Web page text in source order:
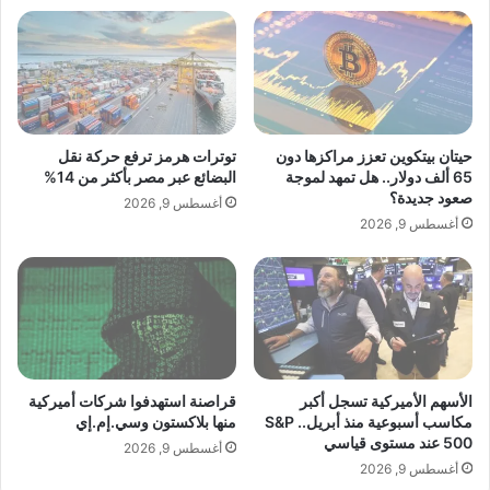
لخط الهجوم: جواو فيلكس، كريستيانو رونالدو.
بينما وضع المدير الفني لمنتخب الأوروغواي،
دييجو ألونسو (47 عاما)، التشكيلة الأساسية
التالية لخوض مباراته الأولى في البطولة ضد
نظيره البرتغالي
ل
د
ة
ا
ا
ي
ل
و
و
ي
س
ف
ي
م
و
ن
حيتان بيتكوين تعزز مراكزها دون
65 ألف دولار.. هل تمهد لموجة
صعود جديدة؟
أغسطس 9, 2026
توترات هرمز ترفع حركة نقل
البضائع عبر مصر بأكثر من 14%
أغسطس 9, 2026
الأسهم الأميركية تسجل أكبر
مكاسب أسبوعية منذ أبريل.. S&P
500 عند مستوى قياسي
أغسطس 9, 2026
قراصنة استهدفوا شركات أميركية
منها بلاكستون وسي.إم.إي
أغسطس 9, 2026